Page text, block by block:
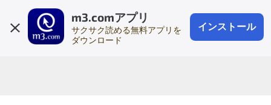
m3.comアプリ
サクサク読める無料アプリを
ダウンロード
インストール
会員登録
登録1分